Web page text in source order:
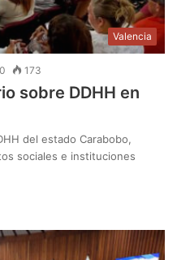
Valencia
0 173
sobre DDHH en
del estado Carabobo,
sociales e instituciones